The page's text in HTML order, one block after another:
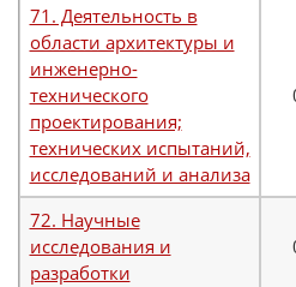
71. Деятельность в
области архитектуры и
инженерно-
технического
проектирования;
технических испытаний,
исследований и анализа
72. Научные
исследования и
разработки